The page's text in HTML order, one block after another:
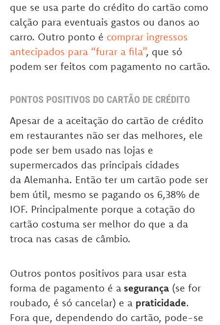
que se usa parte do crédito do cartão como
calção para eventuais gastos ou danos ao
carro. Outro ponto é comprar ingressos
antecipados para “furar a fila”, que só
podem ser feitos com pagamento no cartão.
PONTOS POSITIVOS DO CARTÃO DE CRÉDITO
Apesar de a aceitação do cartão de crédito
em restaurantes não ser das melhores, ele
pode ser bem usado nas lojas e
supermercados das principais cidades
da Alemanha. Então ter um cartão pode ser
bem útil, mesmo se pagando os 6,38% de
IOF. Principalmente porque a cotação do
cartão costuma ser melhor do que a da
troca nas casas de câmbio.
Outros pontos positivos para usar esta
forma de pagamento é a segurança (se for
roubado, é só cancelar) e a praticidade.
Fora que, dependendo do cartão, pode-se